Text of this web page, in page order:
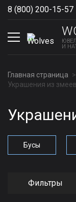
8 (800) 200-15-57
И
Главная страница
Украшения из
Бусы
Фильтры